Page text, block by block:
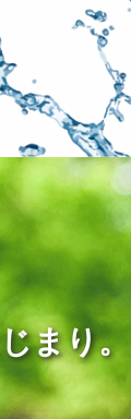
まり。